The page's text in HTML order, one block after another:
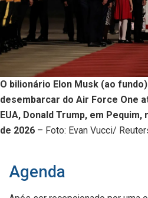
O bilionário Elon Musk (ao
desembarcar do Air Force One
EUA, Donald Trump, em Pequim,
de 2026 – Foto: Evan Vucci/
Agenda